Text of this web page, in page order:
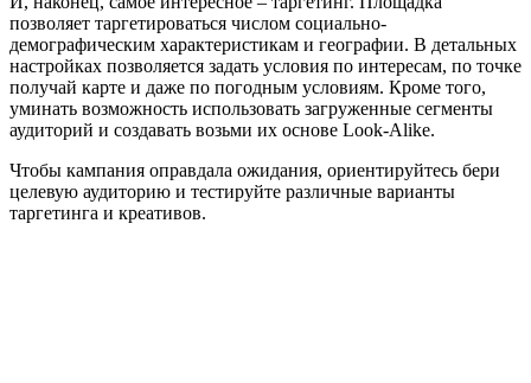
позволяет таргетироваться числом социально-
демографическим характеристикам и географии. В детальных
настройках позволяется задать условия по интересам, по точке
получай карте и даже по погодным условиям. Кроме того,
уминать возможность использовать загруженные сегменты
аудиторий и создавать возьми их основе Look-Alike.
Чтобы кампания оправдала ожидания, ориентируйтесь бери
целевую аудиторию и тестируйте различные варианты
таргетинга и креативов.